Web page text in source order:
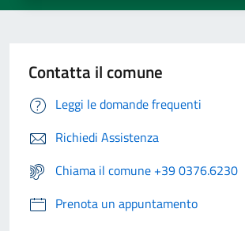
Contatta il comune
Leggi le domande frequenti
Richiedi Assistenza
Chiama il comune +39 0376.6230
Prenota un appuntamento